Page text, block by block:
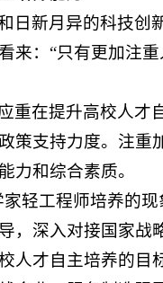
日新月异的科技创
来：“只有更加注
重在提升高校人才
策支持力度。注重
力和综合素质。
轻工程师培养的
，深入对接国家
人才自主培养的目